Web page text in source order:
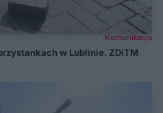
Komunikacja
w Lublinie. ZDiTM